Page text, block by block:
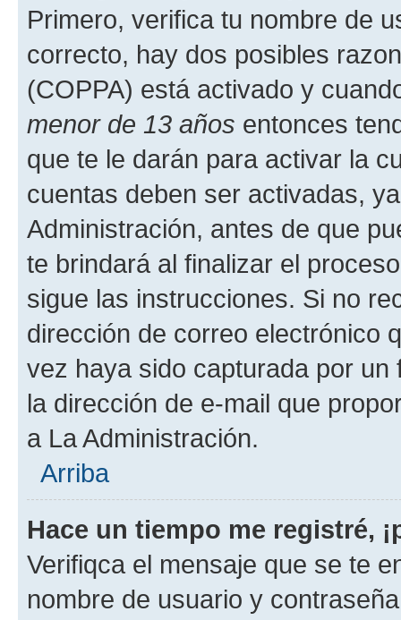
Primero, verifica tu nombre de
correcto, hay dos posibles
(COPPA) está activado y
menor de 13 años entonces
que te le darán para activar la
cuentas deben ser activadas,
Administración, antes de que
te brindará al finalizar el
sigue las instrucciones. Si no
dirección de correo electrónico
vez haya sido capturada por
la dirección de e-mail que
a La Administración.
Arriba
Hace un tiempo me registré,
Verifiqca el mensaje que se te
nombre de usuario y